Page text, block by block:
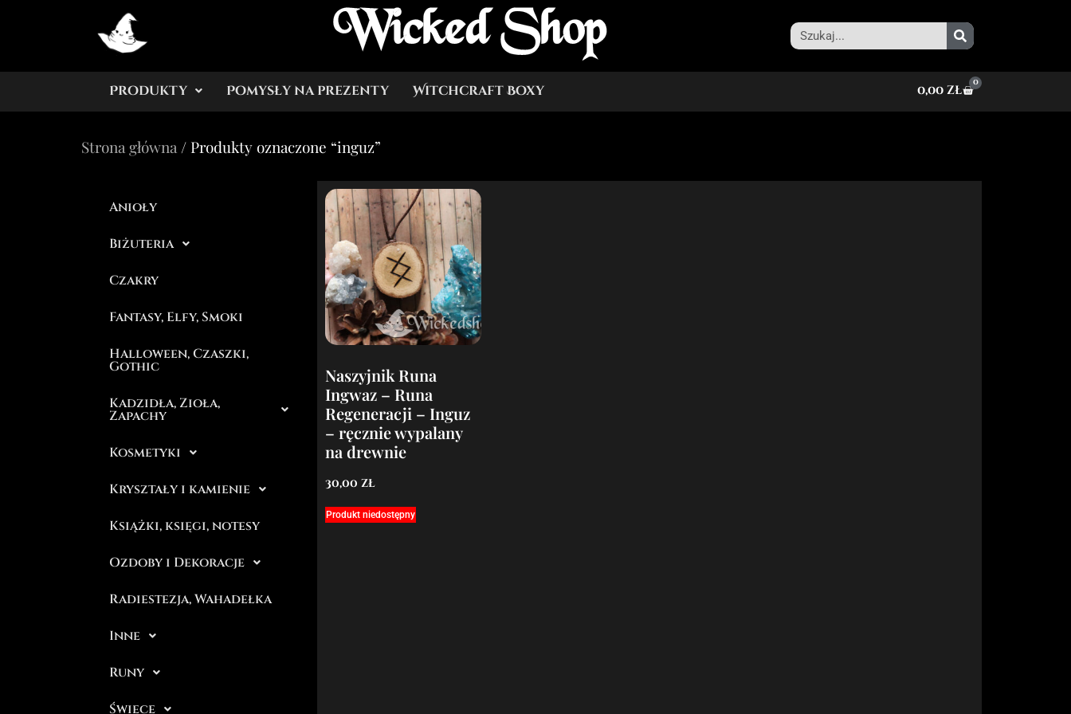
Wicked Shop
Produkty Pomysły na prezenty Witchcraft Boxy 0,00zł 0
Strona główna / Produkty oznaczone “inguz”
Anioły
Biżuteria
Czakry
Fantasy, Elfy, Smoki
Halloween, Czaszki,
Gothic
Kadzidła, Zioła,
Zapachy
Kosmetyki
Kryształy i kamienie
Książki, księgi, notesy
Ozdoby i Dekoracje
Radiestezja, Wahadełka
Inne
Runy
Świece
Naszyjnik Runa
Ingwaz – Runa
Regeneracji – Inguz
– ręcznie wypalany
na drewnie
30,00 zł
Produkt niedostępny